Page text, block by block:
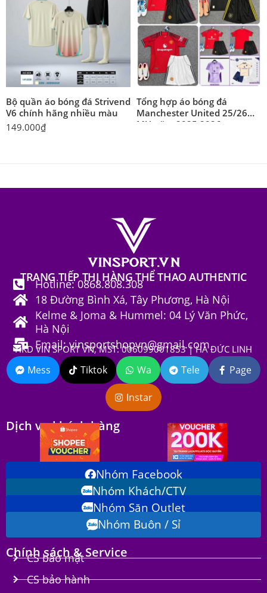
Bộ quần áo bóng đá Strivend
V6 chính hãng nhiều màu
149.000₫
Tổng hợp áo bóng đá
Manchester United 25/26
MU năm 2025 2026
TRANG TIẾP THỊ HÀNG THỂ THAO AUTHENTIC
Hotline: 0868.808.308
18 Đường Bình Xá, Tây Phương, Hà Nội
Kelme & Joma & Hummel: 04 Lý Văn Phức,
Hà Nội
Email: vinsportshopvn@gmail.com
HKD VIN SPORT VN, MST: 006099001853 | HÀ ĐỨC LINH
Mess Tiktok Wa Tele Page
Instar
Dịch vụ khách hàng
Nhóm Facebook
Nhóm Khách/CTV
Nhóm Săn Outlet
Nhóm Buôn / Sỉ
Chính sách & Service
CS bảo mật
CS bảo hành